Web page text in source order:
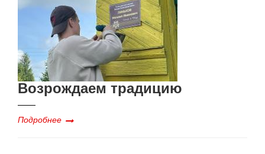
Возрождаем традицию
Подробнее